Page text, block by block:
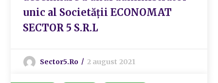
unic al Societății ECONOMAT
SECTOR 5 S.R.L
Sector5.ro 2 august 2021